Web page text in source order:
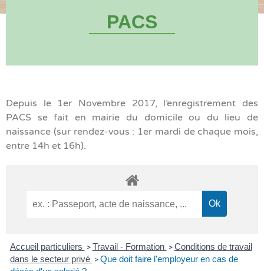
PACS
Depuis le 1er Novembre 2017, l’enregistrement des
PACS se fait en mairie du domicile ou du lieu de
naissance (sur rendez-vous : 1er mardi de chaque mois,
entre 14h et 16h).
Accueil particuliers > Travail - Formation > Conditions de travail
dans le secteur privé > Que doit faire l'employeur en cas de